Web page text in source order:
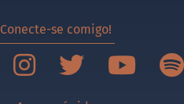
Conecte-se comigo!